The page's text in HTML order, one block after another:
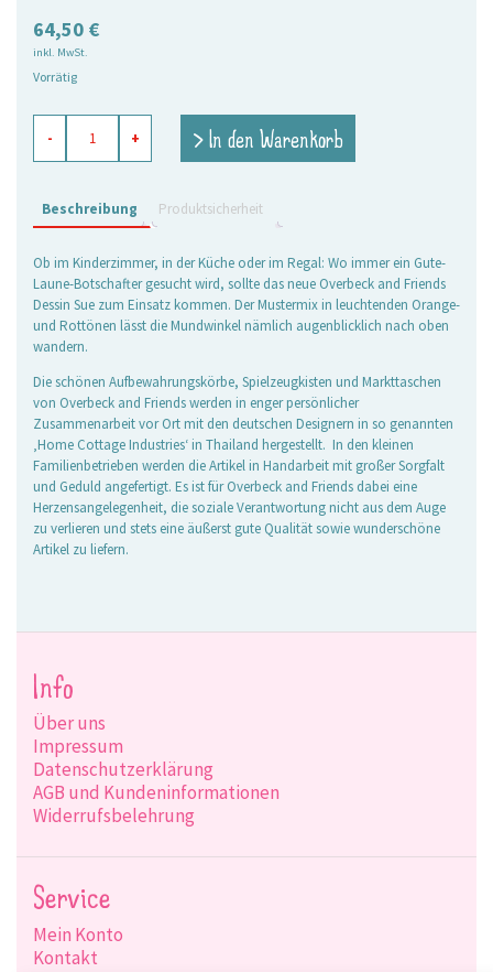
64,50 €
inkl. MwSt.
Vorrätig
mit
Henkeln
2er
Set
- + > In den Warenkorb
Beschreibung Produktsicherheit
Ob im Kinderzimmer, in der Küche oder im Regal: Wo immer ein Gute-
Laune-Botschafter gesucht wird, sollte das neue Overbeck and Friends
Dessin Sue zum Einsatz kommen. Der Mustermix in leuchtenden Orange-
und Rottönen lässt die Mundwinkel nämlich augenblicklich nach oben
wandern.
Die schönen Aufbewahrungskörbe, Spielzeugkisten und Markttaschen
von Overbeck and Friends werden in enger persönlicher
Zusammenarbeit vor Ort mit den deutschen Designern in so genannten
‚Home Cottage Industries‘ in Thailand hergestellt. In den kleinen
Familienbetrieben werden die Artikel in Handarbeit mit großer Sorgfalt
und Geduld angefertigt. Es ist für Overbeck and Friends dabei eine
Herzensangelegenheit, die soziale Verantwortung nicht aus dem Auge
zu verlieren und stets eine äußerst gute Qualität sowie wunderschöne
Artikel zu liefern.
Info
Über uns
Impressum
Datenschutzerklärung
AGB und Kundeninformationen
Widerrufsbelehrung
Service
Mein Konto
Kontakt